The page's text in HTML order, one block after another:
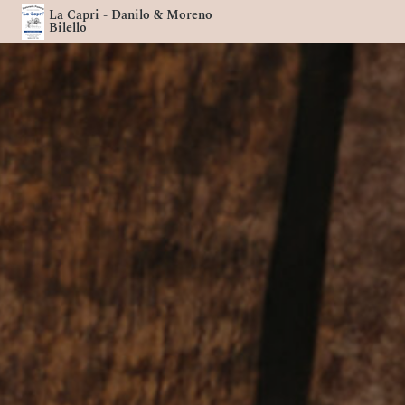
La Capri - Danilo & Moreno
Bilello